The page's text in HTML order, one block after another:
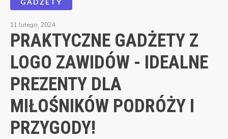
11 lutego, 2024
PRAKTYCZNE GADŻETY Z
LOGO ZAWIDÓW - IDEALNE
PREZENTY DLA
MIŁOŚNIKÓW PODRÓŻY I
PRZYGODY!